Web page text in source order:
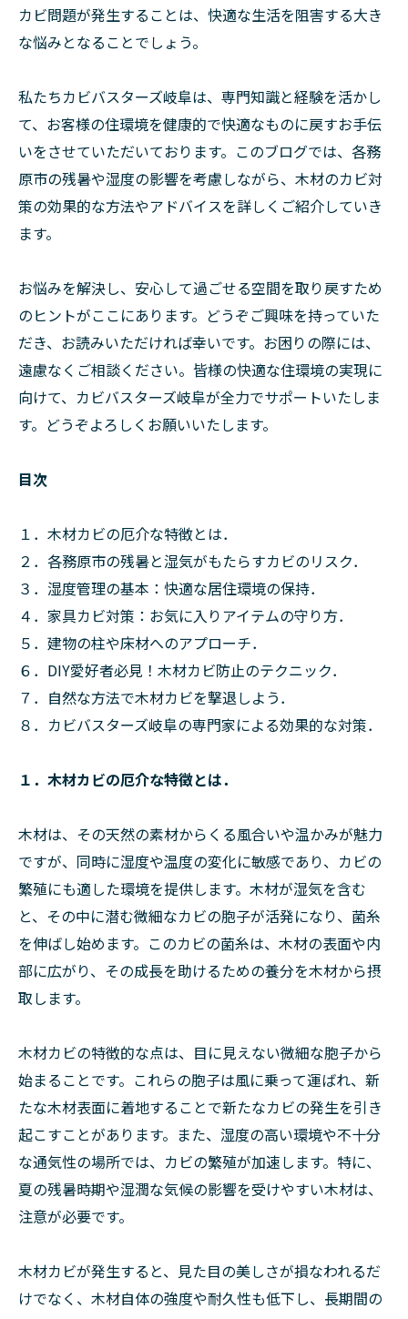
カビ問題が発生することは、快適な生活を阻害する大き
な悩みとなることでしょう。
私たちカビバスターズ岐阜は、専門知識と経験を活かし
て、お客様の住環境を健康的で快適なものに戻すお手伝
いをさせていただいております。このブログでは、各務
原市の残暑や湿度の影響を考慮しながら、木材のカビ対
策の効果的な方法やアドバイスを詳しくご紹介していき
ます。
お悩みを解決し、安心して過ごせる空間を取り戻すため
のヒントがここにあります。どうぞご興味を持っていた
だき、お読みいただければ幸いです。お困りの際には、
遠慮なくご相談ください。皆様の快適な住環境の実現に
向けて、カビバスターズ岐阜が全力でサポートいたしま
す。どうぞよろしくお願いいたします。
目次
１．木材カビの厄介な特徴とは．
２．各務原市の残暑と湿気がもたらすカビのリスク．
３．湿度管理の基本：快適な居住環境の保持．
４．家具カビ対策：お気に入りアイテムの守り方．
５．建物の柱や床材へのアプローチ．
６．DIY愛好者必見！木材カビ防止のテクニック．
７．自然な方法で木材カビを撃退しよう．
８．カビバスターズ岐阜の専門家による効果的な対策．
１．木材カビの厄介な特徴とは．
木材は、その天然の素材からくる風合いや温かみが魅力
ですが、同時に湿度や温度の変化に敏感であり、カビの
繁殖にも適した環境を提供します。木材が湿気を含む
と、その中に潜む微細なカビの胞子が活発になり、菌糸
を伸ばし始めます。このカビの菌糸は、木材の表面や内
部に広がり、その成長を助けるための養分を木材から摂
取します。
木材カビの特徴的な点は、目に見えない微細な胞子から
始まることです。これらの胞子は風に乗って運ばれ、新
たな木材表面に着地することで新たなカビの発生を引き
起こすことがあります。また、湿度の高い環境や不十分
な通気性の場所では、カビの繁殖が加速します。特に、
夏の残暑時期や湿潤な気候の影響を受けやすい木材は、
注意が必要です。
木材カビが発生すると、見た目の美しさが損なわれるだ
けでなく、木材自体の強度や耐久性も低下し、長期間の